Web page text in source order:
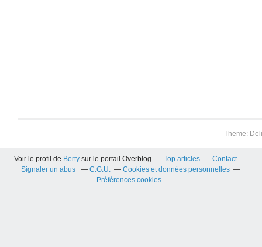
Theme:
Voir le profil de Berty sur le portail Overblog Top articles
Contact
Signaler un abus
C.G.U.
Cookies et données personnelles
Préférences cookies